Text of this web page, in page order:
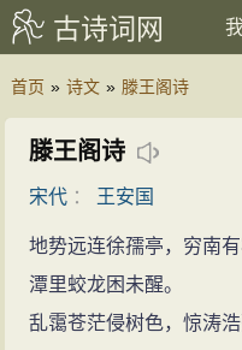
古诗词网
首页 » 诗文 » 滕王阁诗
滕王阁诗
宋代 ： 王安国
地势远连徐孺亭，穷南
潭里蛟龙困未醒。
乱霭苍茫侵树色，惊涛